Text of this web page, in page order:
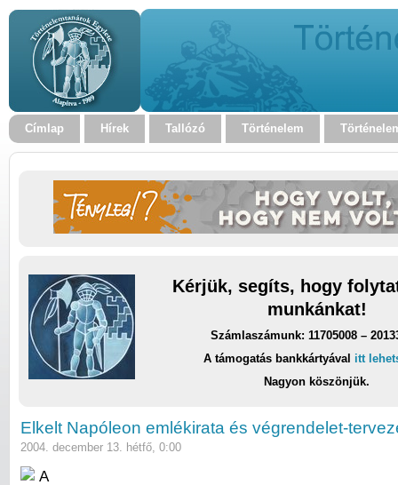
Címlap Hírek Tallózó Történelem
Kérjük, segíts, hogy
munkánkat!
Számlaszámunk: 11705008 –
A támogatás bankkártyával itt
Nagyon köszönjük.
Elkelt Napóleon emlékirata és végrendelet-
2004. december 13. hétfő, 0:00
A